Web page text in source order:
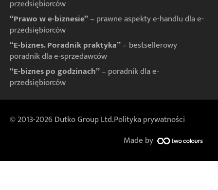
przedsiębiorców
“Prawo w e-biznesie”– prawne aspekty e-handlu dla e-
przedsiębiorców
“E-biznes. Poradnik praktyka”– bestsellerowy
poradnik dla e-sprzedawców
“E-biznes po godzinach”– poradnik dla e-
przedsiębiorców
© 2013-2026 Dutko Group Ltd.Polityka prywatności
Made by